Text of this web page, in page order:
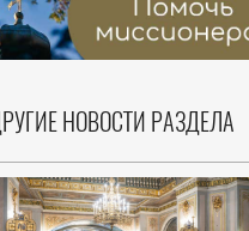
НОВОСТИ РАЗДЕЛА